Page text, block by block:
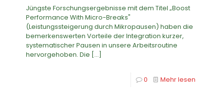
Jüngste Forschungsergebnisse mit dem Titel „Boost
Performance With Micro-Breaks"
(Leistungssteigerung durch Mikropausen) haben die
bemerkenswerten Vorteile der Integration kurzer,
systematischer Pausen in unsere Arbeitsroutine
hervorgehoben. Die […]
0 Mehr lesen